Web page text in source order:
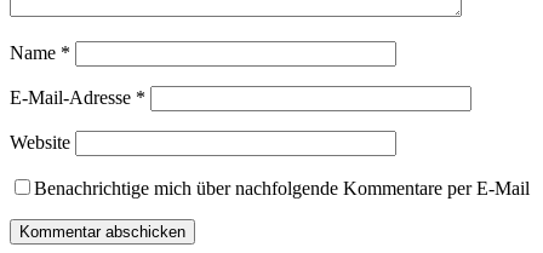
Name *
E-Mail-Adresse *
Website
Benachrichtige mich über nachfolgende Kommentare per E-Mail